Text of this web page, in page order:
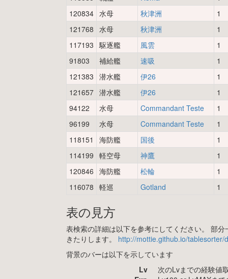
120834 水母 秋津洲
1
121768 水母 秋津洲
1
117193 駆逐艦 風雲
1
91803
補給艦 速吸
1
121383 潜水艦 伊26
1
121657 潜水艦 伊26
1
94122
水母 Commandant Teste
1
96199
水母 Commandant Teste
1
118151
海防艦 国後
1
114199 軽空母 神鷹
1
120846 海防艦 松輪
1
116078 軽巡 Gotland 1
表の見方
表検索の詳細は以下を参考にしてください。 部
きたりします。 http://mottie.github.io/
背景のバーは以下を示しています
Lv
次のLvまでの経験値